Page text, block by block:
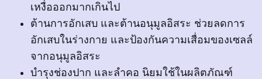
เหงื่อออกมากเกินไป
ต้านการอักเสบ และต้านอนุมูลอิสระ ช่วยลดการ
อักเสบในร่างกาย และป้องกันความเสื่อมของเซลล์
จากอนุมูลอิสระ
บำรุงช่องปาก และลำคอ นิยมใช้ในผลิตภัณฑ์